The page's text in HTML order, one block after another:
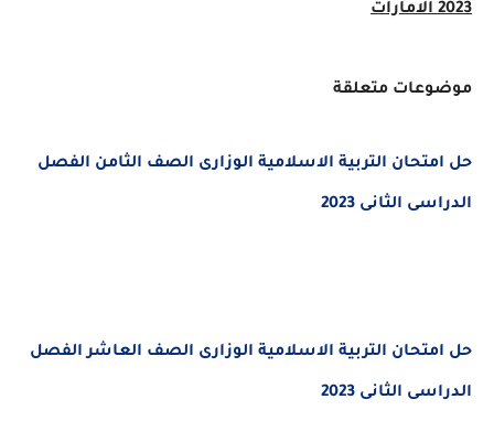
2023 الامارات
موضوعات متعلقة
حل امتحان التربية الاسلامية الوزارى الصف الثامن الفصل
الدراسى الثانى 2023
حل امتحان التربية الاسلامية الوزارى الصف العاشر الفصل
الدراسى الثانى 2023